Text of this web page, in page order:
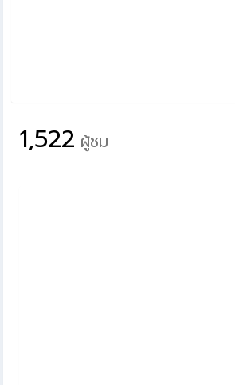
1,522 ผู้ชม